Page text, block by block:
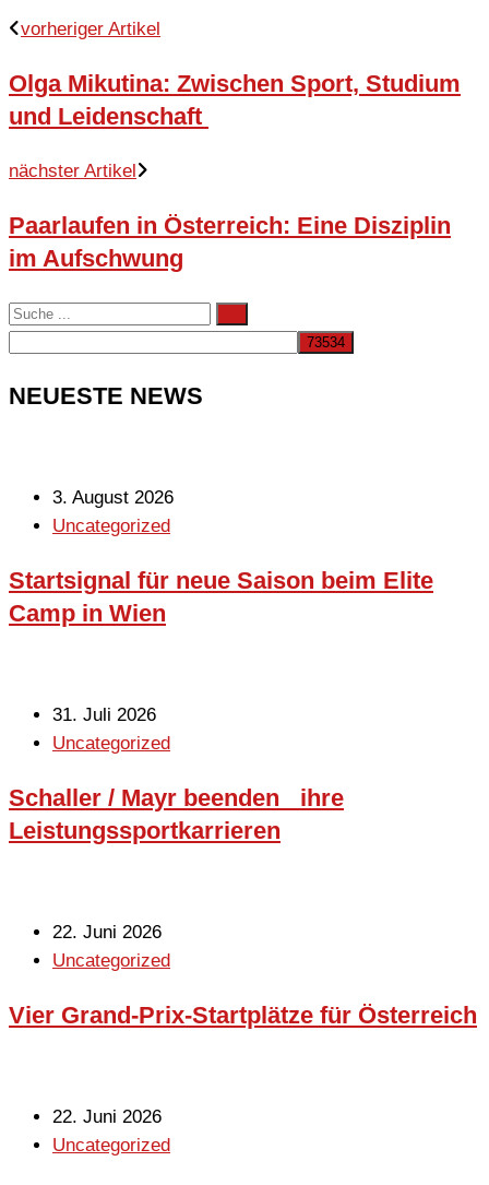
vorheriger Artikel
Olga Mikutina: Zwischen Sport, Studium
und Leidenschaft
nächster Artikel
Paarlaufen in Österreich: Eine Disziplin
im Aufschwung
NEUESTE NEWS
3. August 2026
Uncategorized
Startsignal für neue Saison beim Elite
Camp in Wien
31. Juli 2026
Uncategorized
Schaller / Mayr beenden ihre
Leistungssportkarrieren
22. Juni 2026
Uncategorized
Vier Grand-Prix-Startplätze für Österreich
22. Juni 2026
Uncategorized